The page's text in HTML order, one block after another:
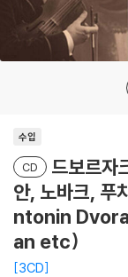
수입
CD
드보르자
안, 노바크,
ntonin
an etc)
3CD